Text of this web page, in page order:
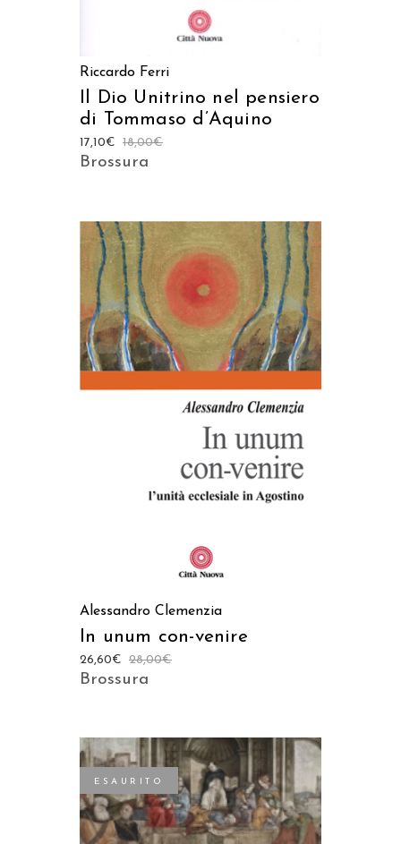
Riccardo Ferri
Il Dio Unitrino nel pensiero
di Tommaso d’Aquino
18,00€
17,10€
Brossura
AGGIUNGI AL CARRELLO
Alessandro Clemenzia
In unum con-venire
28,00€
26,60€
Brossura
ESAURITO